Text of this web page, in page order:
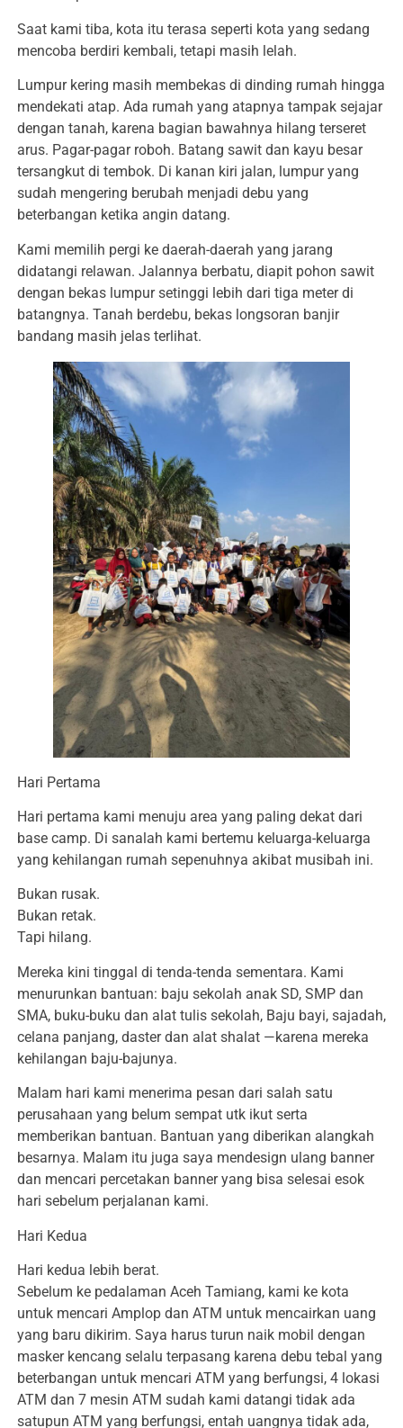
Saat kami tiba, kota itu terasa seperti kota yang sedang
mencoba berdiri kembali, tetapi masih lelah.
Lumpur kering masih membekas di dinding rumah hingga
mendekati atap. Ada rumah yang atapnya tampak sejajar
dengan tanah, karena bagian bawahnya hilang terseret
arus. Pagar-pagar roboh. Batang sawit dan kayu besar
tersangkut di tembok. Di kanan kiri jalan, lumpur yang
sudah mengering berubah menjadi debu yang
beterbangan ketika angin datang.
Kami memilih pergi ke daerah-daerah yang jarang
didatangi relawan. Jalannya berbatu, diapit pohon sawit
dengan bekas lumpur setinggi lebih dari tiga meter di
batangnya. Tanah berdebu, bekas longsoran banjir
bandang masih jelas terlihat.
Hari Pertama
Hari pertama kami menuju area yang paling dekat dari
base camp. Di sanalah kami bertemu keluarga-keluarga
yang kehilangan rumah sepenuhnya akibat musibah ini.
Bukan rusak.
Bukan retak.
Tapi hilang.
Mereka kini tinggal di tenda-tenda sementara. Kami
menurunkan bantuan: baju sekolah anak SD, SMP dan
SMA, buku-buku dan alat tulis sekolah, Baju bayi, sajadah,
celana panjang, daster dan alat shalat —karena mereka
kehilangan baju-bajunya.
Malam hari kami menerima pesan dari salah satu
perusahaan yang belum sempat utk ikut serta
memberikan bantuan. Bantuan yang diberikan alangkah
besarnya. Malam itu juga saya mendesign ulang banner
dan mencari percetakan banner yang bisa selesai esok
hari sebelum perjalanan kami.
Hari Kedua
Hari kedua lebih berat.
Sebelum ke pedalaman Aceh Tamiang, kami ke kota
untuk mencari Amplop dan ATM untuk mencairkan uang
yang baru dikirim. Saya harus turun naik mobil dengan
masker kencang selalu terpasang karena debu tebal yang
beterbangan untuk mencari ATM yang berfungsi, 4 lokasi
ATM dan 7 mesin ATM sudah kami datangi tidak ada
satupun ATM yang berfungsi, entah uangnya tidak ada,